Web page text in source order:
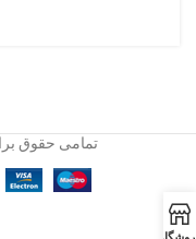
تمامی حقوق برای